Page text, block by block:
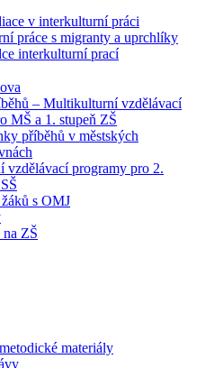
v interkulturní práci
práce s migranty a uprchlíky
interkulturní prací
– Multikulturní vzdělávací
MŠ a 1. stupeň ZŠ
příběhů v městských
vzdělávací programy pro 2.
s OMJ
ZŠ
materiály